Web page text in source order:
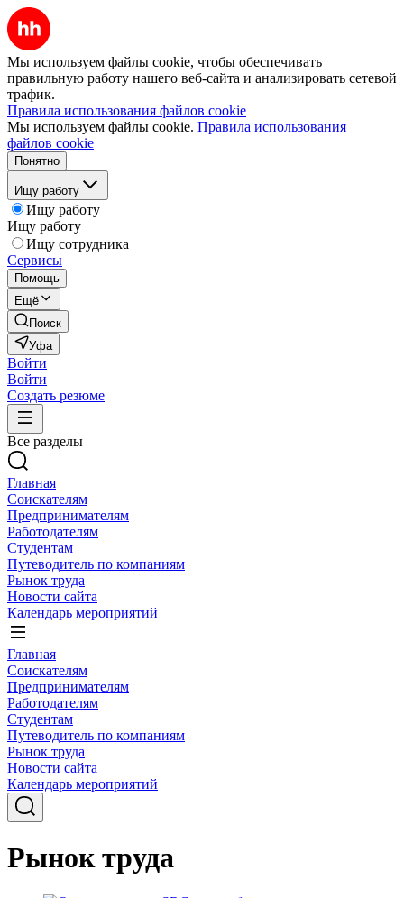
Мы используем файлы cookie, чтобы обеспечивать
правильную работу нашего веб-сайта и анализировать сетевой
трафик.
Правила использования файлов cookie
Мы используем файлы cookie. Правила использования
файлов cookie
Понятно
Ищу работу
Ищу работу
Ищу работу
Ищу сотрудника
Сервисы
Помощь
Ещё
Поиск
Уфа
Войти
Войти
Создать резюме
Все разделы
Главная
Соискателям
Предпринимателям
Работодателям
Студентам
Путеводитель по компаниям
Рынок труда
Новости сайта
Календарь мероприятий
Главная
Соискателям
Предпринимателям
Работодателям
Студентам
Путеводитель по компаниям
Рынок труда
Новости сайта
Календарь мероприятий
Рынок труда